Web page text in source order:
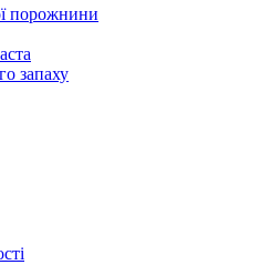
порожнини
запаху